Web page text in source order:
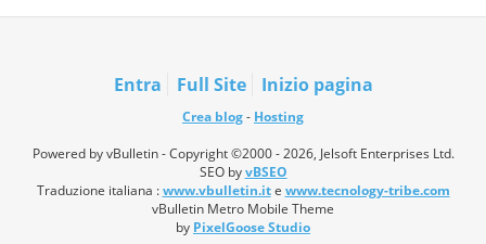
Entra Full Site Inizio pagina
Crea blog- Hosting
Powered by vBulletin - Copyright ©2000 - 2026, Jelsoft Enterprises Ltd.
SEO byvBSEO
Traduzione italiana :www.vbulletin.ite www.tecnology-tribe.com
vBulletin Metro Mobile Theme
by PixelGoose Studio